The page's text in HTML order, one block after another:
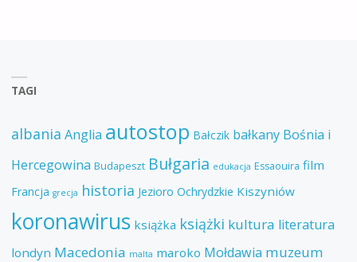
TAGI
albania Anglia autostop Bałczik bałkany Bośnia i
Hercegowina Budapeszt Bułgaria edukacja Essaouira film
Francja grecja historia Jezioro Ochrydzkie Kiszyniów
koronawirus książka książki kultura literatura
londyn Macedonia malta maroko Mołdawia muzeum